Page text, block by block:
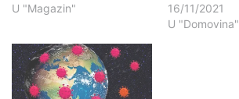
U "Magazin"
16/11/2021
U "Domovina"